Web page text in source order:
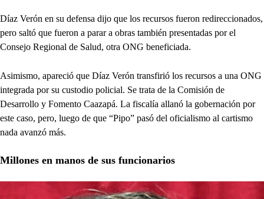
Díaz Verón en su defensa dijo que los recursos fueron redireccionados,
pero saltó que fueron a parar a obras también presentadas por el
Consejo Regional de Salud, otra ONG beneficiada.
Asimismo, apareció que Díaz Verón transfirió los recursos a una ONG
integrada por su custodio policial. Se trata de la Comisión de
Desarrollo y Fomento Caazapá. La fiscalía allanó la gobernación por
este caso, pero, luego de que “Pipo” pasó del oficialismo al cartismo
nada avanzó más.
Millones en manos de sus funcionarios